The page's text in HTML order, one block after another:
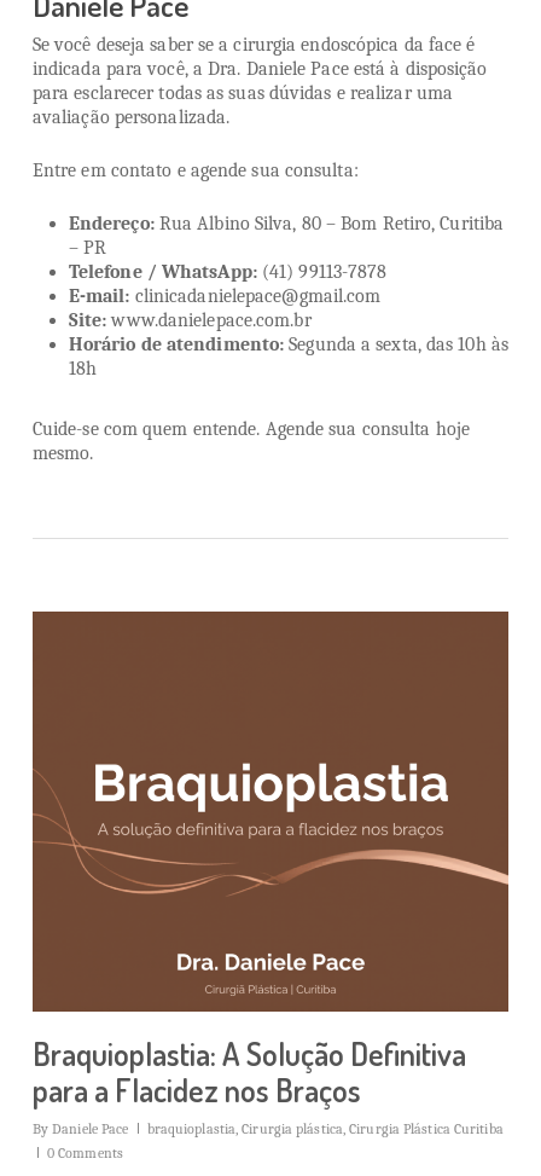
Se você deseja saber se a cirurgia endoscópica da face é
indicada para você, a Dra. Daniele Pace está à disposição
para esclarecer todas as suas dúvidas e realizar uma
avaliação personalizada.
Entre em contato e agende sua consulta:
Endereço:Rua Albino Silva, 80 – Bom Retiro, Curitiba
– PR
Telefone / WhatsApp:(41) 99113-7878
E-mail: clinicadanielepace@gmail.com
Site:www.danielepace.com.br
Horário de atendimento: Segunda a sexta, das 10h às
18h
Cuide-se com quem entende. Agende sua consulta hoje
mesmo.
Braquioplastia: A Solução Definitiva
para a Flacidez nos Braços
By Daniele Pace braquioplastia ,Cirurgia plástica ,Cirurgia Plástica Curitiba
0 Comments